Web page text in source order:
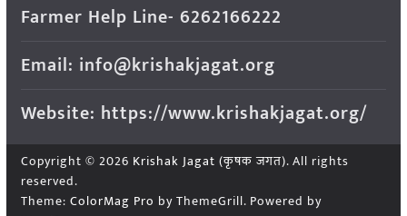
Farmer Help Line- 6262166222
Email: info@krishakjagat.org
Website: https://www.krishakjagat.org/
Copyright © 2026 Krishak Jagat (कृषक जगत). All rights
reserved.
Theme: ColorMag Pro by ThemeGrill. Powered by